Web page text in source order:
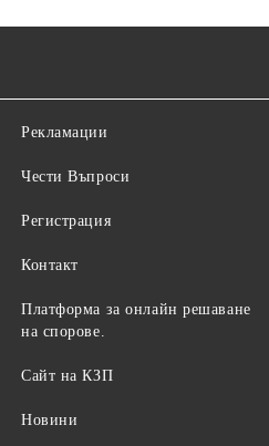
Рекламации
Чести Въпроси
Регистрация
Контакт
Платформа за онлайн решаване
на спорове.
Сайт на КЗП
Новини